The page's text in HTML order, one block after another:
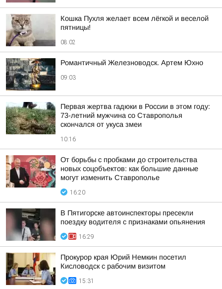
Кошка Пухля желает всем лёгкой и веселой
пятницы!
08:02
Романтичный Железноводск. Артем Юхно
09:03
Первая жертва гадюки в России в этом году:
73-летний мужчина со Ставрополья
скончался от укуса змеи
10:16
От борьбы с пробками до строительства
новых соцобъектов: как большие данные
могут изменить Ставрополье
16:20
В Пятигорске автоинспекторы пресекли
поездку водителя с признаками опьянения
16:29
Прокурор края Юрий Немкин посетил
Кисловодск с рабочим визитом
15:31